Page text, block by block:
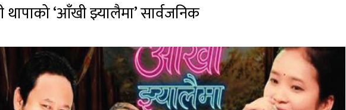
थापाको ‘आँखी झ्यालैमा’ सार्वजनिक